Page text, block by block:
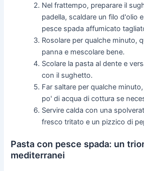
Nel frattempo, preparare il
padella, scaldare un filo d'olio
pesce spada affumicato
Rosolare per qualche minuto,
panna e mescolare bene.
Scolare la pasta al dente e
con il sughetto.
Far saltare per qualche
po' di acqua di cottura se
Servire calda con una
fresco tritato e un pizzico di
Pasta con pesce spada: un
mediterranei